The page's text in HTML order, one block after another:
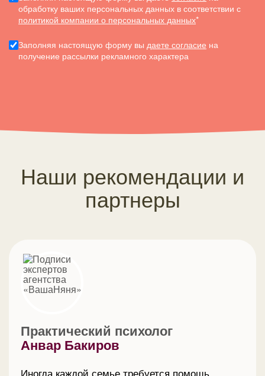
обработку ваших персональных данных в соответствии с
политикой компании о персональных данных*
Заполняя настоящую форму вы даете согласие на
получение рассылки рекламного характера
Наши рекомендации и
партнеры
Практический психолог
Анвар Бакиров
Иногда каждой семье требуется помощь